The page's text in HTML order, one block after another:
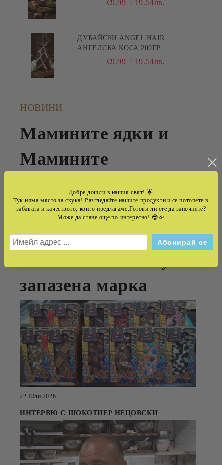
€9.99 19.54лв.
ДУБАЙСКИ ANGEL HAIR
АНГЕЛСКА КОСА 200ГР
€9.99 19.54лв.
НОВИНИ
Мамините ядки и
Мамините
Шоколади -семеен
бранд ,който
превръща
запазена марка
22 Юли 2026
ИНТЕРВЮ С ШОКОТИЕР НЕЦОВСКИ
Добре дошли в нашия свят! 🌟
Тук няма място за скука! Разгледайте нашите продукти и се потопете в
забавата и качеството, които предлагаме.Готови ли сте да започнете?
Може да стане още по-интересно! 😎🎉